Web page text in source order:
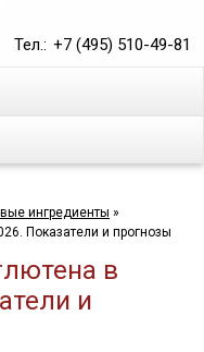
Тел.: +7 (495) 510-49-81
ингредиенты »
Показатели и прогнозы
в
и